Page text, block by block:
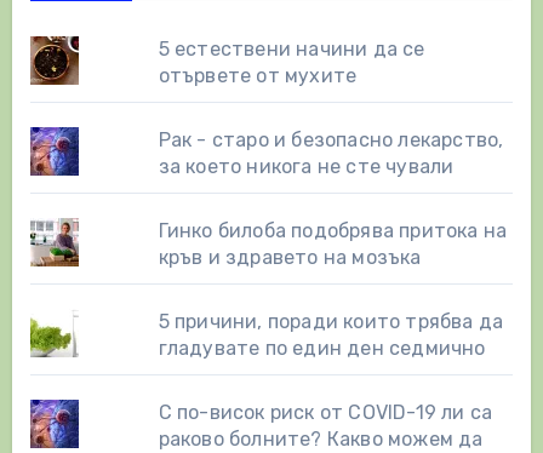
5 естествени начини да се
отървете от мухите
Рак - старо и безопасно лекарство,
за което никога не сте чували
Гинко билоба подобрява притока на
кръв и здравето на мозъка
5 причини, поради които трябва да
гладувате по един ден седмично
С по-висок риск от COVID-19 ли са
раково болните? Какво можем да